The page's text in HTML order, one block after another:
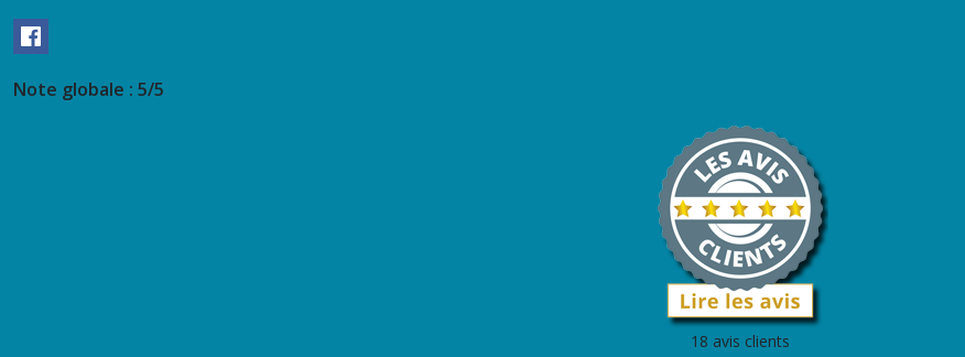
Note globale : 5/5
18 avis clients